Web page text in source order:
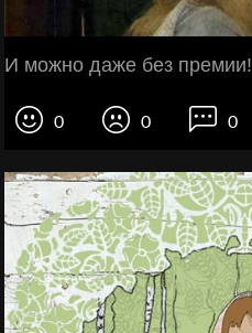
И можно даже без премии!
0 0 0